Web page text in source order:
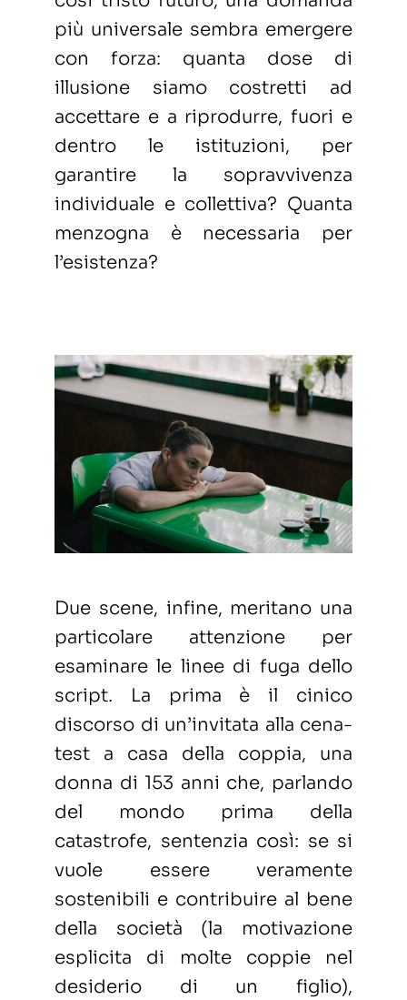
più universale sembra emergere
con forza: quanta dose di
illusione siamo costretti ad
accettare e a riprodurre, fuori e
dentro le istituzioni, per
garantire la sopravvivenza
individuale e collettiva? Quanta
menzogna è necessaria per
l’esistenza?
Due scene, infine, meritano una
particolare attenzione per
esaminare le linee di fuga dello
script. La prima è il cinico
discorso di un’invitata alla cena-
test a casa della coppia, una
donna di 153 anni che, parlando
del mondo prima della
catastrofe, sentenzia così: se si
vuole essere veramente
sostenibili e contribuire al bene
della società (la motivazione
esplicita di molte coppie nel
desiderio di un figlio),